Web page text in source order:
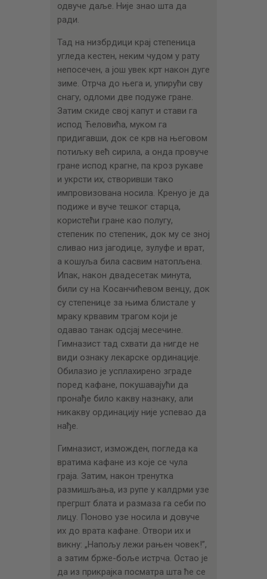
одвуче даље. Није знао шта да
ради.
Тад на низбрдици крај степеница
угледа кестен, неким чудом у рату
непосечен, а још увек крт након дуге
зиме. Отрча до њега и, упирући сву
снагу, одломи две подуже гране.
Затим скиде свој капут и стави га
испод Ћеловића, муком га
придигавши, док се крв на његовом
потиљку већ сирила, а онда провуче
гране испод крагне, па кроз рукаве
и укрсти их, створивши тако
импровизована носила. Кренуо је да
подиже и вуче тешког старца,
користећи гране као полугу,
степеник по степеник, док му се зној
сливао низ јагодице, зулуфе и врат,
а кошуља била сасвим натопљена.
Ипак, након двадесетак минута,
били су на Косанчићевом венцу, док
су степенице за њима блистале у
мраку крвавим трагом који је
одавао танак одсјај месечине.
Гимназист тад схвати да нигде не
види ознаку лекарске ординације.
Обилазио је усплахирено зграде
поред кафане, покушавајући да
пронађе било какву назнаку, али
никакву ординацију није успевао да
нађе.
Гимназист, изможден, погледа ка
вратима кафане из које се чула
граја. Затим, након тренутка
размишљања, из рупе у калдрми узе
прегршт блата и размаза га себи по
лицу. Поново узе носила и довуче
их до врата кафане. Отвори их и
викну: „Напољу лежи рањен човек!”,
а затим брже-боље истрча. Остао је
да из прикрајка посматра шта ће се